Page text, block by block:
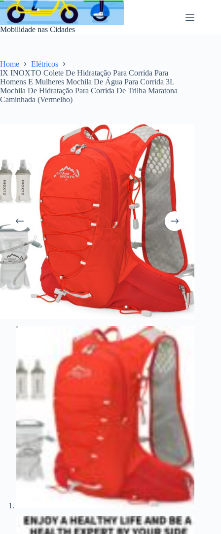
Pular
para
conteúdo
Mobilidade nas Cidades
Home
Elétricos
IX INOXTO Colete De Hidratação Para Corrida Para
Homens E Mulheres Mochila De Água Para Corrida 3L
Mochila De Hidratação Para Corrida De Trilha Maratona
Caminhada (Vermelho)